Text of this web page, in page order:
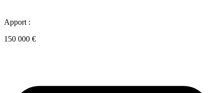
Apport :
150 000 €